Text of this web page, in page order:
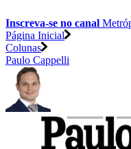
Inscreva-se no canal
Página Inicial
Colunas
Paulo Cappelli